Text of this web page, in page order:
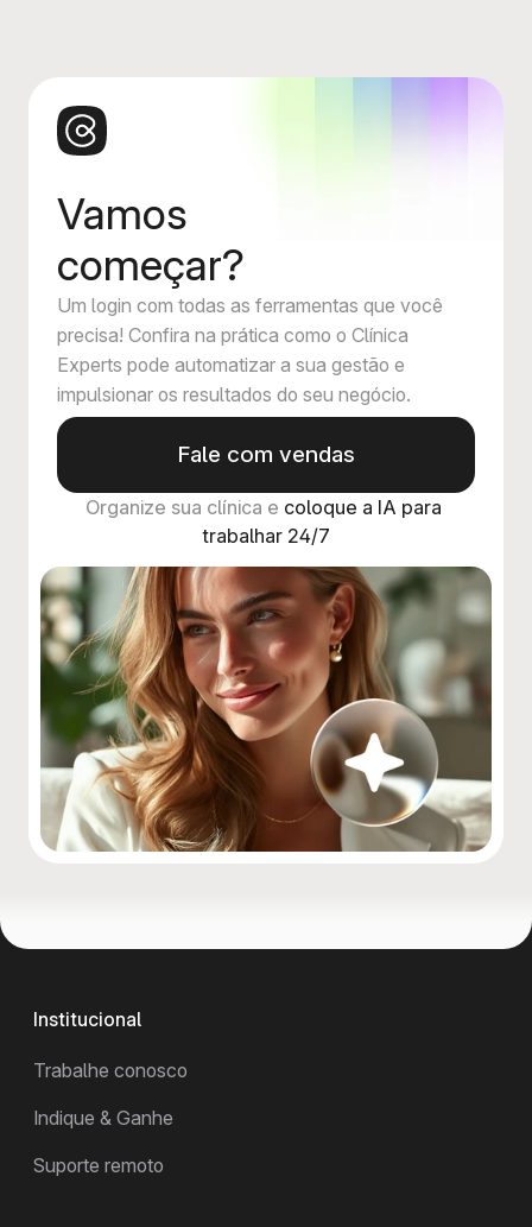
Vamos
começar?
Um login com todas as ferramentas que você
precisa! Confira na prática como o Clínica
Experts pode automatizar a sua gestão e
impulsionar os resultados do seu negócio.
Fale com vendas
Organize sua clínica e coloque a IA para
trabalhar 24/7
Institucional
Trabalhe conosco
Indique & Ganhe
Suporte remoto